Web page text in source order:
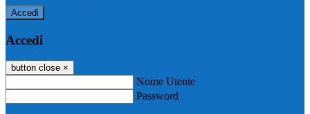
Accedi
Accedi
button close ×
Nome Utente
Password